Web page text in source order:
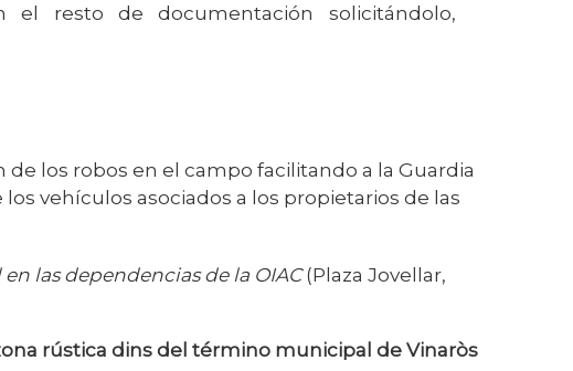
el resto de documentación solicitándolo,
los robos en el campo facilitando a la Guardia
vehículos asociados a los propietarios de las
las dependencias de la OIAC(Plaza Jovellar,
rústica dins del término municipal de Vinaròs